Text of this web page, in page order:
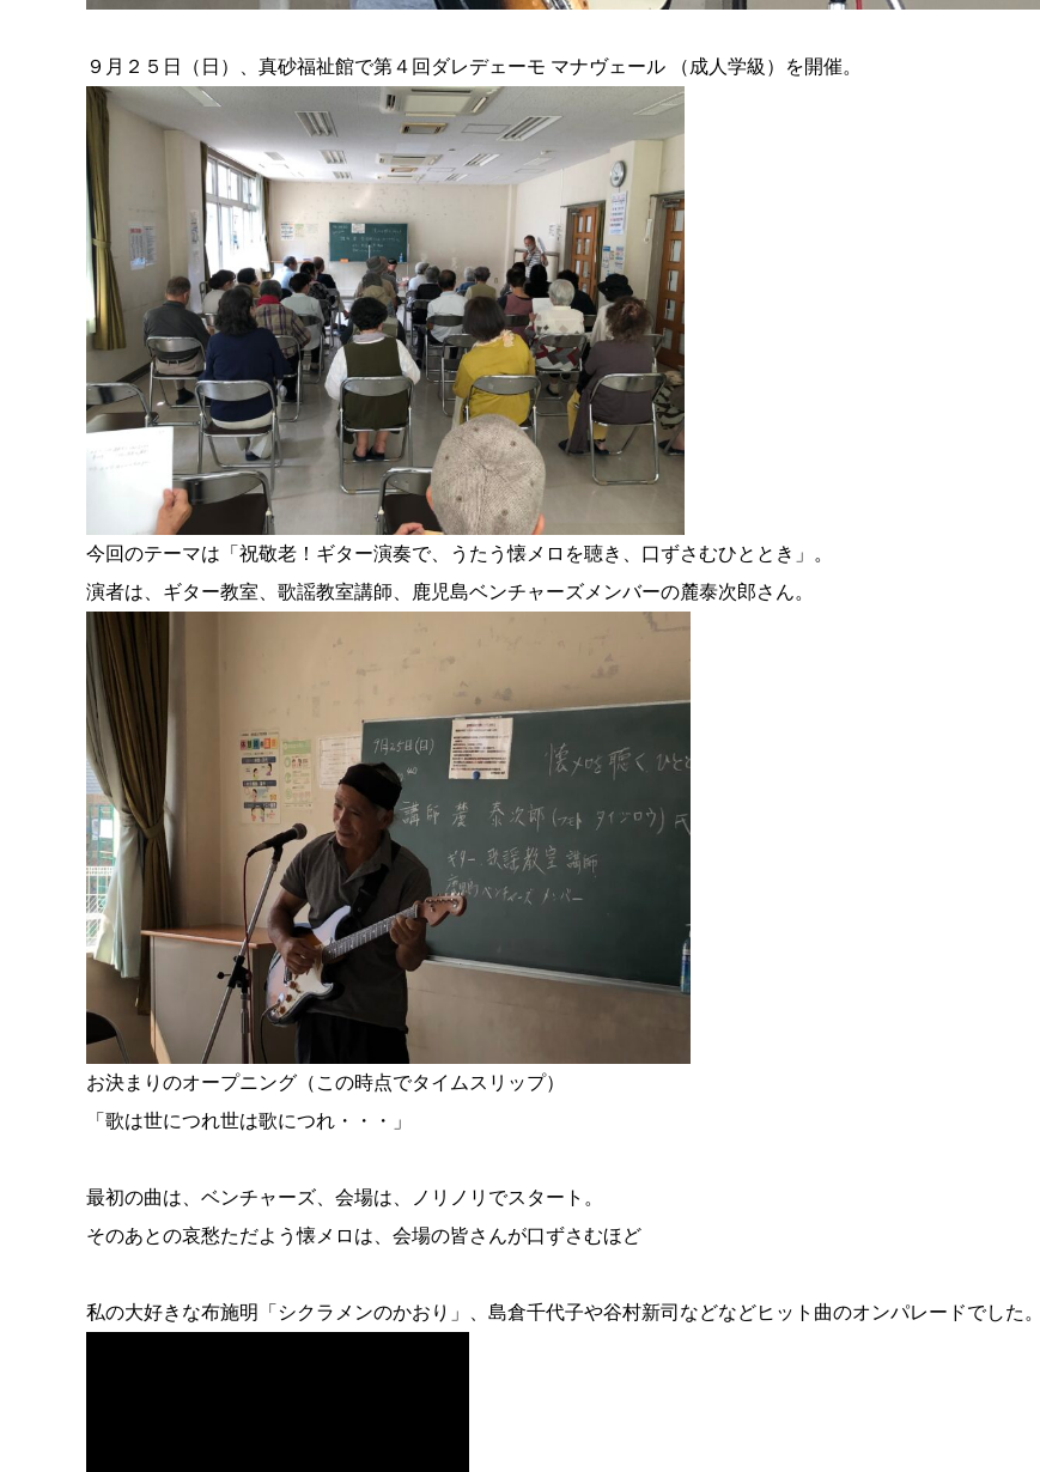
９月２５日（日）、真砂福祉館で第４回ダレデェーモ マナヴェール （成人学級）を開催。
今回のテーマは「祝敬老！ギター演奏で、うたう懐メロを聴き、口ずさむひととき」。
演者は、ギター教室、歌謡教室講師、鹿児島ベンチャーズメンバーの麓泰次郎さん。
お決まりのオープニング（この時点でタイムスリップ）
「歌は世につれ世は歌につれ・・・」
最初の曲は、ベンチャーズ、会場は、ノリノリでスタート。
そのあとの哀愁ただよう懐メロは、会場の皆さんが口ずさむほど
私の大好きな布施明「シクラメンのかおり」、島倉千代子や谷村新司などなどヒット曲のオンパレードでした。